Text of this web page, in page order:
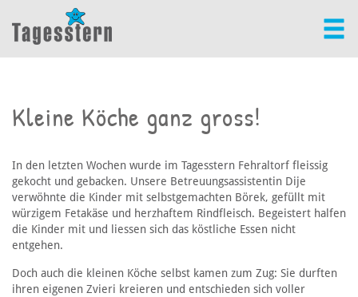
Kleine Köche ganz gross!
In den letzten Wochen wurde im Tagesstern Fehraltorf fleissig
gekocht und gebacken. Unsere Betreuungsassistentin Dije
verwöhnte die Kinder mit selbstgemachten Börek, gefüllt mit
würzigem Fetakäse und herzhaftem Rindfleisch. Begeistert halfen
die Kinder mit und liessen sich das köstliche Essen nicht
entgehen.
Doch auch die kleinen Köche selbst kamen zum Zug: Sie durften
ihren eigenen Zvieri kreieren und entschieden sich voller